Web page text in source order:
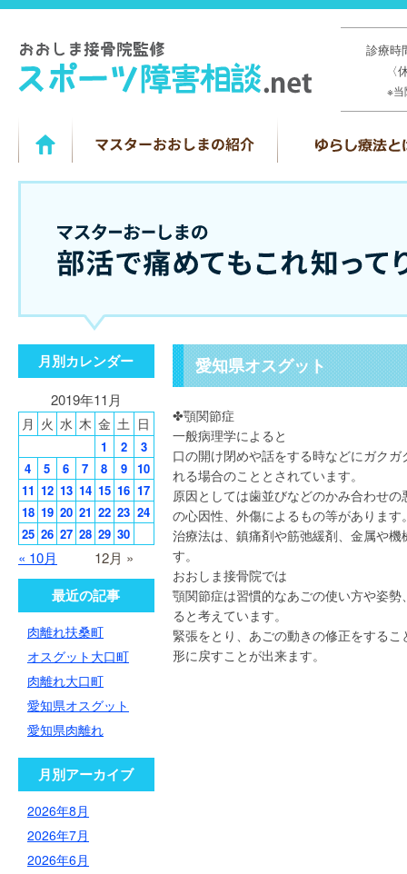
診療
※
愛知県オスグット
✤顎関節
一般病理学によると
口の開け閉めや話をする時などにガク
れる場合のこととされています。
原因としては歯並びなどのかみ合わせ
の心因性、外傷によるもの等があります
治療法は、鎮痛剤や筋弛緩剤、金属や
す。
おおしま接骨院では
顎関節症は習慣的なあごの使い方や姿
ると考えています。
緊張をとり、あごの動きの修正をする
形に戻すことが出来ます。
月別カレンダー
2019年11月
月 火 水 木 金 土 日
« 10月 12月 »
1 2
3
4
5 6 7 8 9
10
11 12 13 14 15 16 17
18 19 20 21 22 23 24
25 26 27 28 29 30
最近の記事
肉離れ扶桑町
オスグット大口町
肉離れ大口町
愛知県オスグット
愛知県肉離れ
月別アーカイブ
2026年8月
2026年7月
2026年6月